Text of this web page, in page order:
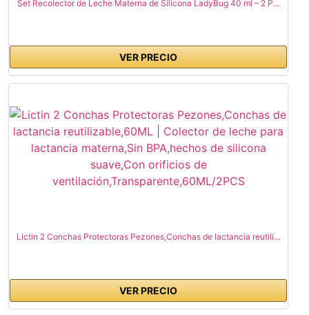
Set Recolector de Leche Materna de Silicona LadyBug 40 ml – 2 P...
VER PRECIO
Lictin 2 Conchas Protectoras Pezones,Conchas de lactancia reutili...
VER PRECIO